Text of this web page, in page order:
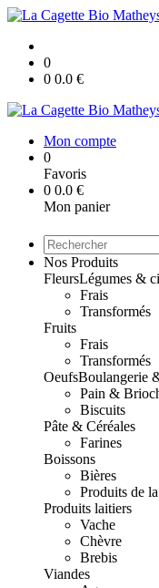
0
0 0.0 €
Mon compte
0
Favoris
0 0.0 €
Mon panier
Nos Produits
FleursLégumes &
Frais
Transformés
Fruits
Frais
Transformés
OeufsBoulangerie
Pain &
Biscuits
Pâte & Céréales
Farines
Boissons
Bières
Produits de
Produits laitiers
Vache
Chèvre
Brebis
Viandes